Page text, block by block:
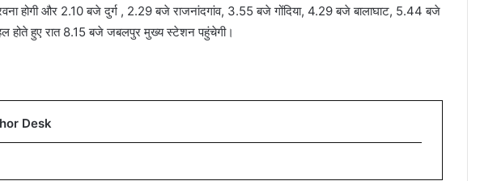
होगी और 2.10 बजे दुर्ग , 2.29 बजे राजनांदगांव, 3.55 बजे गोंदिया, 4.29 बजे बालाघाट, 5.44 बजे
होते हुए रात 8.15 बजे जबलपुर मुख्य स्टेशन पहुंचेगी।
Desk